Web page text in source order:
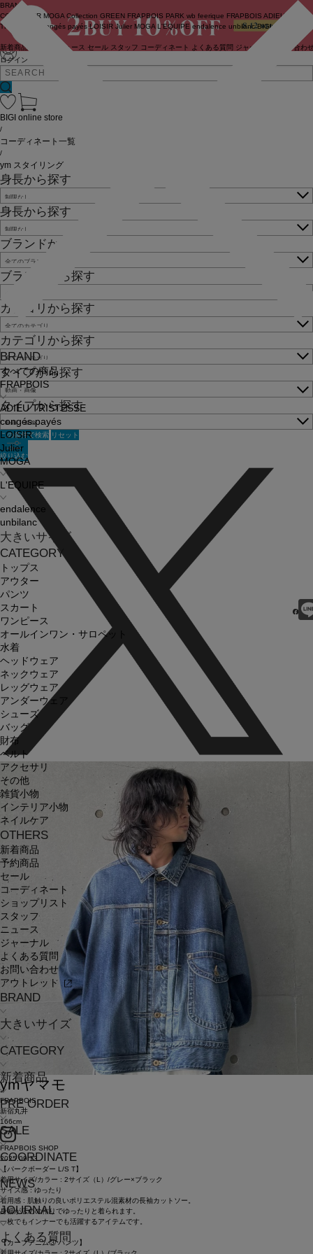
ログイン
BRAND
COUTURIER MOGA Collection GREEN FRAPBOIS PARK wb feerique FRAPBOIS ADIEU
TRISTESSE
congés payés LOISIR Julier MOGA L'EQUIPE endalence unbilanc BIGI online store
新着商品 ニュース セール スタッフ コーディネート よくある質問 ジャーナル お問い合わ
BRAND
すべての商品
FRAPBOIS
ADIEU TRISTESSE
congés payés
LOISIR
Julier
MOGA
L'EQUIPE
endalence
unbilanc
大きいサイズ
CATEGORY
トップス
アウター
パンツ
スカート
ワンピース
オールインワン・サロペット
水着
ヘッドウェア
ネックウェア
レッグウェア
アンダーウェア
シューズ
バッグ
財布
ベルト
アクセサリ
その他
雑貨小物
インテリア小物
ネイルケア
OTHERS
新着商品
予約商品
セール
コーディネート
ショップリスト
スタッフ
ニュース
ジャーナル
よくある質問
お問い合わせ
アウトレット
BRAND
大きいサイズ
CATEGORY
新着商品
PRE ORDER
SALE
COORDINATE
NEWS
JOURNAL
よくある質問
BIGI online store
/
コーディネート一覧
/
ym スタイリング
身長から探す
身長から探す
ブランドから探す
ブランドから探す
カテゴリから探す
カテゴリから探す
タイプから探す
タイプから探す
この条件で検索 リセット
絞り込む
ymヤマモ
FRAPBOIS
新宿丸井
166cm
FRAPBOIS SHOP
2025.09.13
【パークボーダー L/S T】
着用サイズ/カラー : 2サイズ（L）/グレー×ブラック
サイズ感 : ゆったり
着用感 : 肌触りの良いポリエステル混素材の長袖カットソー。
身幅が広めの作りでゆったりと着られます。
一枚でもインナーでも活躍するアイテムです。
【カーブデニム③ パンツ】